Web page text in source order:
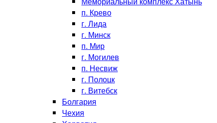
п. Крево
г. Лида
г. Минск
п. Мир
г. Могилев
п. Несвиж
г. Полоцк
г. Витебск
Болгария
Чехия